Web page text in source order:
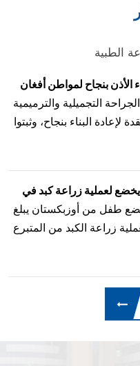
الطبية
الأذن بنجاح لمواطن أفغان
التجميلية والترميمية
البناء بنجاح، وثبتوا
عمره 3 أشهر يخضع لعملية زراعة كبد في
طفل من أوزبكستان يبلغ
زراعة الكبد من المتبرع